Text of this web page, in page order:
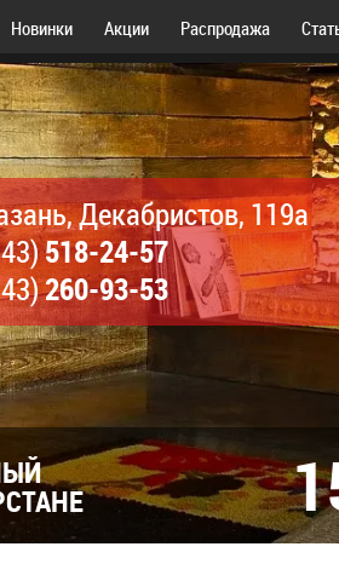
Новинки Акции Распродажа
Декабристов, 119а
518-24-57
260-93-53